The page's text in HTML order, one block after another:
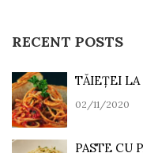
RECENT POSTS
TĂIEȚEI LA
02/11/2020
PASTE CU